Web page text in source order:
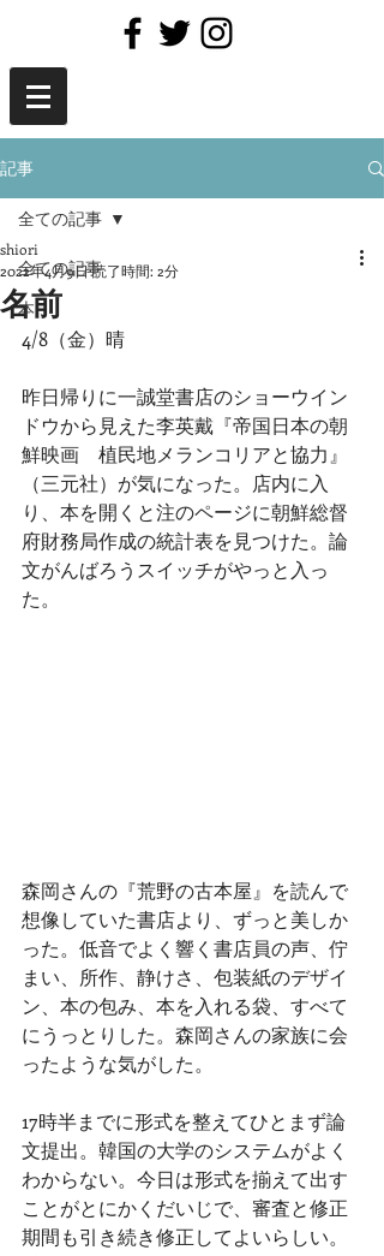
記事
全ての記事
本
全ての記事
名前
shiori
2022年4月9日読了時間: 2分
4/8（金）晴
昨日帰りに一誠堂書店のショーウイン
ドウから見えた李英戴『帝国日本の朝
鮮映画　植民地メランコリアと協力』
（三元社）が気になった。店内に入
り、本を開くと注のページに朝鮮総督
府財務局作成の統計表を見つけた。論
文がんばろうスイッチがやっと入っ
た。
森岡さんの『荒野の古本屋』を読んで
想像していた書店より、ずっと美しか
った。低音でよく響く書店員の声、佇
まい、所作、静けさ、包装紙のデザイ
ン、本の包み、本を入れる袋、すべて
にうっとりした。森岡さんの家族に会
ったような気がした。
17時半までに形式を整えてひとまず論
文提出。韓国の大学のシステムがよく
わからない。今日は形式を揃えて出す
ことがとにかくだいじで、審査と修正
期間も引き続き修正してよいらしい。